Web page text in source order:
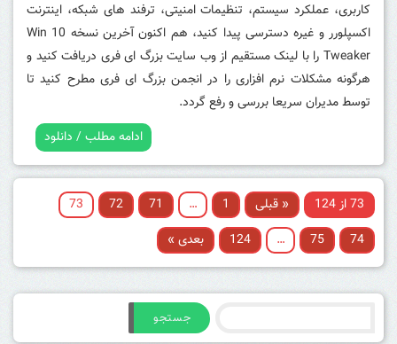
کاربری، عملکرد سیستم، تنظیمات امنیتی، ترفند های شبکه، اینترنت
اکسپلورر و غیره دسترسی پیدا کنید، هم اکنون آخرین نسخه Win 10
Tweaker را با لینک مستقیم از وب سایت بزرگ ای فری دریافت کنید و
هرگونه مشکلات نرم افزاری را در انجمن بزرگ ای فری مطرح کنید تا
توسط مدیران سریعا بررسی و رفع گردد.
ادامه مطلب / دانلود
73 از 124 « قبلی 1
…
71
72
73
74
75
…
124 بعدی »
جستجو